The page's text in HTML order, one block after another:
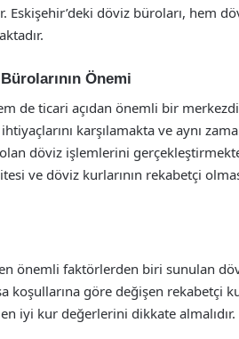
Eskişehir’deki döviz büroları, hem
Önemi
de ticari açıdan önemli bir
karşılamakta ve aynı
döviz işlemlerini
ve döviz kurlarının rekabetçi
önemli faktörlerden biri sunulan
koşullarına göre değişen rekabetçi
iyi kur değerlerini dikkate almalıdır.